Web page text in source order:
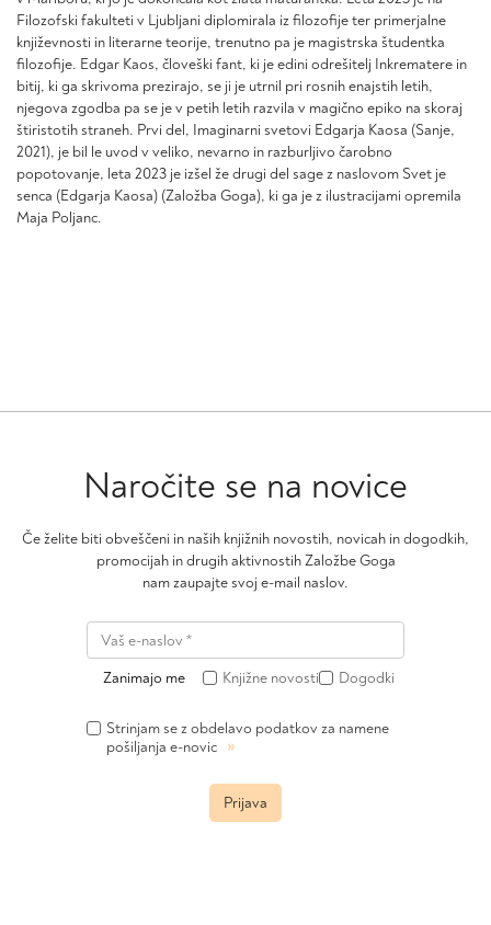
Filozofski fakulteti v Ljubljani diplomirala iz filozofije ter primerjalne
književnosti in literarne teorije, trenutno pa je magistrska študentka
filozofije. Edgar Kaos, človeški fant, ki je edini odrešitelj Inkrematere in
bitij, ki ga skrivoma prezirajo, se ji je utrnil pri rosnih enajstih letih,
njegova zgodba pa se je v petih letih razvila v magično epiko na skoraj
štiristotih straneh. Prvi del, Imaginarni svetovi Edgarja Kaosa (Sanje,
2021), je bil le uvod v veliko, nevarno in razburljivo čarobno
popotovanje, leta 2023 je izšel že drugi del sage z naslovom Svet je
senca (Edgarja Kaosa) (Založba Goga), ki ga je z ilustracijami opremila
Maja Poljanc.
Naročite se na novice
Če želite biti obveščeni in naših knjižnih novostih, novicah in dogodkih,
promocijah in drugih aktivnostih Založbe Goga
nam zaupajte svoj e-mail naslov.
Zanimajo me Knjižne novosti Dogodki
Strinjam se z obdelavo podatkov za namene
pošiljanja e-novic »
Prijava